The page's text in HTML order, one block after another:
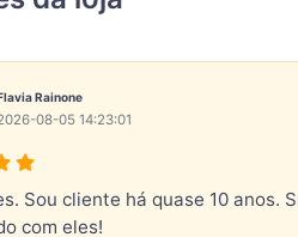
Rainone
08-05 14:23:01
Sou cliente há quase 10 anos.
com eles!